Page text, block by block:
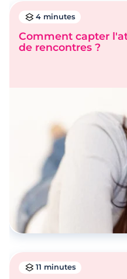
4 minutes
Comment capter
de rencontres ?
11 minutes